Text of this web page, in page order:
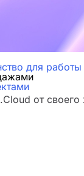
для работы
от